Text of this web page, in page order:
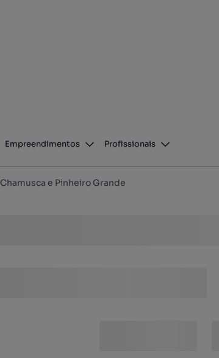
Empreendimentos Profissionais
Chamusca e Pinheiro Grande